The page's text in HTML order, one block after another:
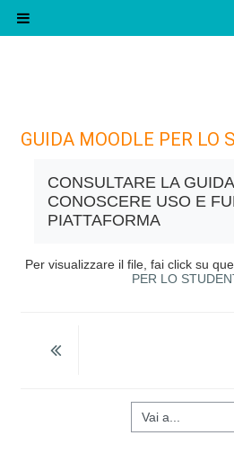
GUIDA MOODLE PER LO
CONSULTARE LA
CONOSCERE USO E
PIATTAFORMA
Per visualizzare il file, fai click su
PER LO